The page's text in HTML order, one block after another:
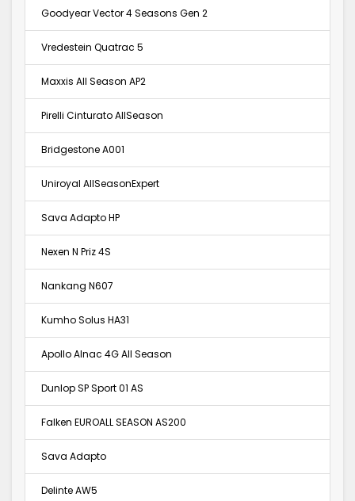
Goodyear Vector 4 Seasons Gen 2
Vredestein Quatrac 5
Maxxis All Season AP2
Pirelli Cinturato AllSeason
Bridgestone A001
Uniroyal AllSeasonExpert
Sava Adapto HP
Nexen N Priz 4S
Nankang N607
Kumho Solus HA31
Apollo Alnac 4G All Season
Dunlop SP Sport 01 AS
Falken EUROALL SEASON AS200
Sava Adapto
Delinte AW5